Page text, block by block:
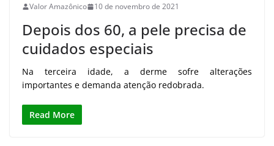
Valor Amazônico 10 de novembro de 2021
Depois dos 60, a pele precisa de
cuidados especiais
Na terceira idade, a derme sofre alterações
importantes e demanda atenção redobrada.
Read More